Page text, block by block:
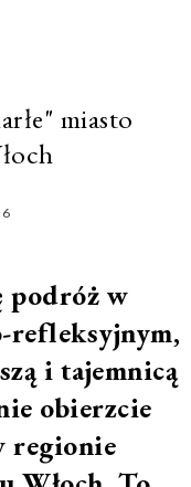
miasto
6
podróż w
refleksyjnym,
i tajemnicą
obierzcie
regionie